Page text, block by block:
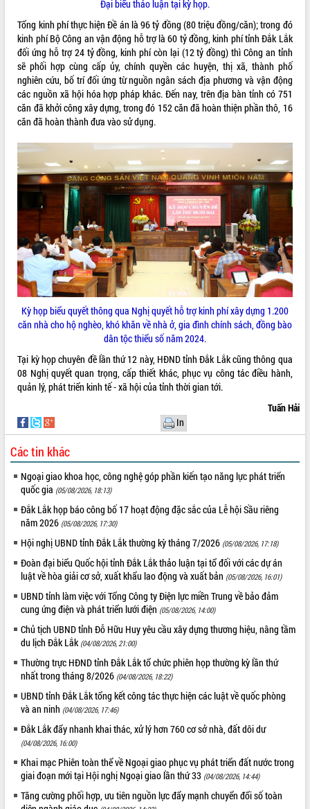
văn hóa, thể thao đáp ứng yêu cầu
phát triển mới
Thường trực HĐND tỉnh Đắk Lắk gặp
mặt Đoàn chuyên gia y tế TP. Hồ Chí
Minh
Lễ truy điệu và an táng hài cốt liệt sĩ
tại Nghĩa trang Liệt sĩ xã Sơn Hòa
Bàn giải pháp tháo gỡ khó khăn trong
xuất khẩu sầu riêng và triển khai quy
Thứ trưởng Bộ Nông nghiệp và Môi
trường Nguyễn Hoàng Hiệp khảo sát
vùng trồng và doanh nghiệp đóng gói
sầu riêng tại Đắk Lắk
Trình diễn nghệ thuật chế biến các
món ăn từ sầu riêng
Đắk Lắk công bố Quy hoạch và xúc
tiến đầu tư tỉnh
Ngành cá ngừ Đắk Lắk chủ động thích
ứng để giữ vững thị trường xuất khẩu
Diễn đàn Kinh tế tư nhân Việt Nam đột
phá cơ chế - Hợp tác công tư
Đề án 06 tạo bước ngoặt đột phá trong
cải cách hành chính tỉnh Đắk Lắk
Kết nối tour, đẩy mạnh chuyển đổi số
để phát triển du lịch Đắk Lắk
tầng kỹ thuật Cụm công nghiệp Tân
Tiến
Gặp mặt các cơ quan báo chí nhân Kỷ
niệm 101 năm Ngày Báo chí Cách
mạng Việt Nam
Đắk Lắk sơ kết 4 năm triển khai thực
hiện Đề án 06 của Chính phủ
Họp báo thông tin về Hội nghị Công bố
Quy hoạch và Xúc tiến đầu tư tỉnh Đắk
Lắk
Khơi thông điểm nghẽn, đẩy nhanh
giải ngân vốn khắc phục thiên tai
HĐND tỉnh thông qua điều chỉnh Quy
hoạch tỉnh thời kỳ 2021-2030
Hội thảo góp ý hồ sơ điều chỉnh quy
hoạch tỉnh Đắk Lắk thời kỳ 2021-2030,
tầm nhìn đến năm 2050
Nâng cao hiệu quả hoạt động của các
doanh nghiệp nhà nước
Hội nghị triển khai kết nối mạng
quan Đảng, Nhà nước
Lễ phát động chuỗi hoạt động chung
tay làm sạch môi trường
Xã Ea Kar bước chuyển mình trong
công tác cải cách hành chính mô hình
ALBUM ẢNH
LIÊN KẾT WEB
THỐNG KÊ TRUY CẬP
Hôm nay:
14906
Tất cả: 65991048
Đại biểu thảo luận tại kỳ họp.
Tổng kinh phí thực hiện Đề án là 96 tỷ đồng (80 triệu đồng/căn); trong đó
kinh phí Bộ Công an vận động hỗ trợ là 60 tỷ đồng, kinh phí tỉnh Đắk Lắk
đối ứng hỗ trợ 24 tỷ đồng, kinh phí còn lại (12 tỷ đồng) thì Công an tỉnh
sẽ phối hợp cùng cấp ủy, chính quyền các huyện, thị xã, thành phố
nghiên cứu, bố trí đối ứng từ nguồn ngân sách địa phương và vận động
các nguồn xã hội hóa hợp pháp khác. Đến nay, trên địa bàn tỉnh có 751
căn đã khởi công xây dựng, trong đó 152 căn đã hoàn thiện phần thô, 16
căn đã hoàn thành đưa vào sử dụng.
Kỳ họp biểu quyết thông qua Nghị quyết hỗ trợ kinh phí xây dựng 1.200
căn nhà cho hộ nghèo, khó khăn về nhà ở, gia đình chính sách, đồng bào
dân tộc thiểu số năm 2024.
Tại kỳ họp chuyên đề lần thứ 12 này, HĐND tỉnh Đắk Lắk cũng thông qua
08 Nghị quyết quan trọng, cấp thiết khác, phục vụ công tác điều hành,
quản lý, phát triển kinh tế - xã hội của tỉnh thời gian tới.
Tuấn Hải
In
Các tin khác
Ngoại giao khoa học, công nghệ góp phần kiến tạo năng lực phát triển
quốc gia (05/08/2026, 18:13)
Đắk Lắk họp báo công bố 17 hoạt động đặc sắc của Lễ hội Sầu riêng
năm 2026 (05/08/2026, 17:30)
Hội nghị UBND tỉnh Đắk Lắk thường kỳ tháng 7/2026 (05/08/2026, 17:18)
Đoàn đại biểu Quốc hội tỉnh Đắk Lắk thảo luận tại tổ đối với các dự án
luật về hòa giải cơ sở, xuất khẩu lao động và xuất bản (05/08/2026, 16:01)
UBND tỉnh làm việc với Tổng Công ty Điện lực miền Trung về bảo đảm
cung ứng điện và phát triển lưới điện (05/08/2026, 14:00)
Chủ tịch UBND tỉnh Đỗ Hữu Huy yêu cầu xây dựng thương hiệu, nâng tầm
du lịch Đắk Lắk (04/08/2026, 21:00)
Thường trực HĐND tỉnh Đắk Lắk tổ chức phiên họp thường kỳ lần thứ
nhất trong tháng 8/2026 (04/08/2026, 18:22)
UBND tỉnh Đắk Lắk tổng kết công tác thực hiện các luật về quốc phòng
và an ninh (04/08/2026, 17:46)
Đắk Lắk đẩy nhanh khai thác, xử lý hơn 760 cơ sở nhà, đất dôi dư
(04/08/2026, 16:00)
Khai mạc Phiên toàn thể về Ngoại giao phục vụ phát triển đất nước trong
giai đoạn mới tại Hội nghị Ngoại giao lần thứ 33 (04/08/2026, 14:44)
Tăng cường phối hợp, ưu tiên nguồn lực đẩy mạnh chuyển đổi số toàn